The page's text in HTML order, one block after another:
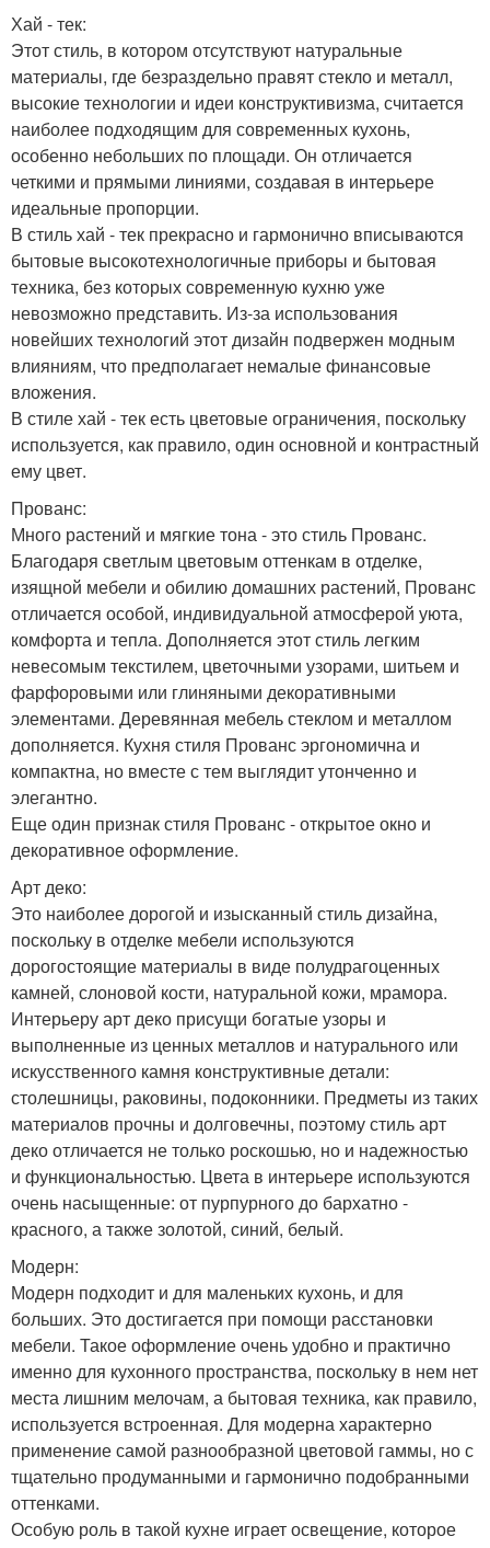
Хай - тек:
Этот стиль, в котором отсутствуют натуральные
материалы, где безраздельно правят стекло и металл,
высокие технологии и идеи конструктивизма, считается
наиболее подходящим для современных кухонь,
особенно небольших по площади. Он отличается
четкими и прямыми линиями, создавая в интерьере
идеальные пропорции.
В стиль хай - тек прекрасно и гармонично вписываются
бытовые высокотехнологичные приборы и бытовая
техника, без которых современную кухню уже
невозможно представить. Из-за использования
новейших технологий этот дизайн подвержен модным
влияниям, что предполагает немалые финансовые
вложения.
В стиле хай - тек есть цветовые ограничения, поскольку
используется, как правило, один основной и контрастный
ему цвет.
Прованс:
Много растений и мягкие тона - это стиль Прованс.
Благодаря светлым цветовым оттенкам в отделке,
изящной мебели и обилию домашних растений, Прованс
отличается особой, индивидуальной атмосферой уюта,
комфорта и тепла. Дополняется этот стиль легким
невесомым текстилем, цветочными узорами, шитьем и
фарфоровыми или глиняными декоративными
элементами. Деревянная мебель стеклом и металлом
дополняется. Кухня стиля Прованс эргономична и
компактна, но вместе с тем выглядит утонченно и
элегантно.
Еще один признак стиля Прованс - открытое окно и
декоративное оформление.
Арт деко:
Это наиболее дорогой и изысканный стиль дизайна,
поскольку в отделке мебели используются
дорогостоящие материалы в виде полудрагоценных
камней, слоновой кости, натуральной кожи, мрамора.
Интерьеру арт деко присущи богатые узоры и
выполненные из ценных металлов и натурального или
искусственного камня конструктивные детали:
столешницы, раковины, подоконники. Предметы из таких
материалов прочны и долговечны, поэтому стиль арт
деко отличается не только роскошью, но и надежностью
и функциональностью. Цвета в интерьере используются
очень насыщенные: от пурпурного до бархатно -
красного, а также золотой, синий, белый.
Модерн:
Модерн подходит и для маленьких кухонь, и для
больших. Это достигается при помощи расстановки
мебели. Такое оформление очень удобно и практично
именно для кухонного пространства, поскольку в нем нет
места лишним мелочам, а бытовая техника, как правило,
используется встроенная. Для модерна характерно
применение самой разнообразной цветовой гаммы, но с
тщательно продуманными и гармонично подобранными
оттенками.
Особую роль в такой кухне играет освещение, которое